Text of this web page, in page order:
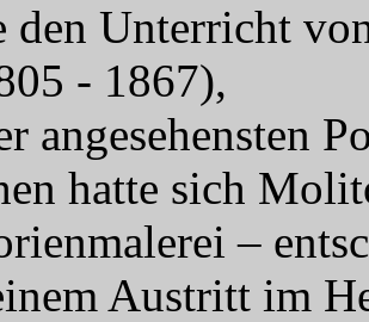
den Unterricht
- 1867),
angesehensten
hatte sich
–
Austritt im